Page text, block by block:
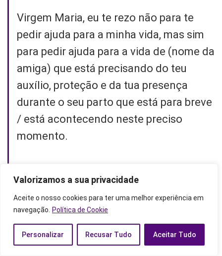
Valorizamos a sua privacidade
Aceite o nosso cookies para ter uma melhor experiência em
navegação.
Política de Cookie
Personalizar Recusar Tudo Aceitar Tudo
Virgem Maria, eu te rezo não para te
pedir ajuda para a minha vida, mas sim
para pedir ajuda para a vida de (nome da
amiga) que está precisando do teu
auxílio, proteção e da tua presença
durante o seu parto que está para breve
/ está acontecendo neste preciso
momento.
que ajudas (nome da amiga) a ter um
bom parto. Dá paz à minha amiga para
Dá saúde a (nome da amiga) para que a